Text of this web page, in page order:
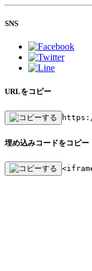
SNS
URLをコピー
埋め込みコードをコピー